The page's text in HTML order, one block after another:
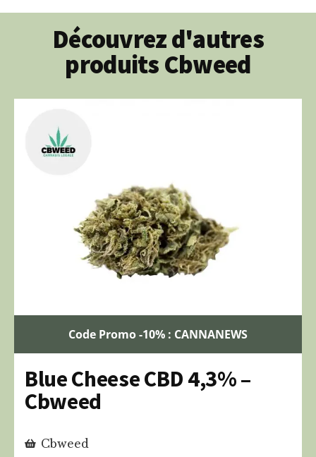
Découvrez d'autres
produits Cbweed
Code Promo -10% : CANNANEWS
Blue Cheese CBD 4,3% –
Cbweed
Cbweed